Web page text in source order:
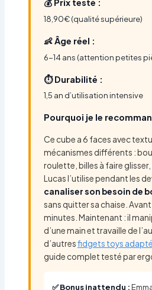
💰 Prix testé :
18,90€ (qualité supérieure)
👶 Âge réel :
6-14 ans (attention petites
⏱️ Durabilité :
1,5 an d’utilisation intensive
Pourquoi je le
Ce cube a 6 faces avec
mécanismes différents :
roulette, billes à faire
Lucas l’utilise pendant les
canaliser son besoin de
sans quitter sa chaise. Avant
minutes. Maintenant : il
d’une main et travaille de
d’autresfidgets toys
guide complet testé par
✅ Bonus inattendu :